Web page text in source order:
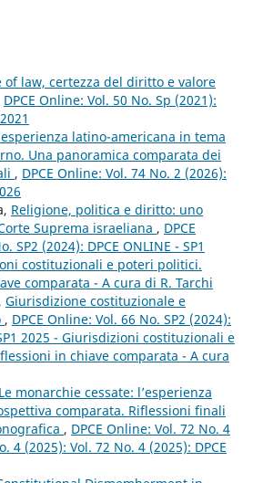
of law, certezza del diritto e valore
DPCE Online: Vol. 50 No. Sp (2021):
latino-americana in tema
Una panoramica comparata dei
, DPCE Online: Vol. 74 No. 2 (2026):
Religione, politica e diritto: uno
Suprema israeliana , DPCE
SP2 (2024): DPCE ONLINE - SP1
costituzionali e poteri politici.
comparata - A cura di R. Tarchi
Giurisdizione costituzionale e
, DPCE Online: Vol. 66 No. SP2 (2024):
2025 - Giurisdizioni costituzionali e
in chiave comparata - A cura
Le monarchie cessate: l’esperienza
comparata. Riflessioni finali
, DPCE Online: Vol. 72 No. 4
4 (2025): Vol. 72 No. 4 (2025): DPCE